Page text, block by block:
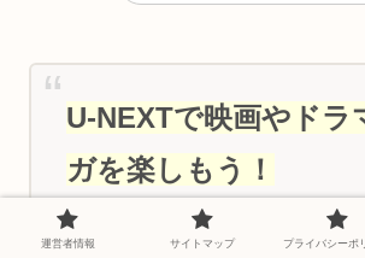
U-NEXTで映画やドラ
ガを楽しもう！
映画、ドラマ、アニメだけでなく
楽しめるU-NEXT。
運営者情報 サイトマップ プライバシーポ